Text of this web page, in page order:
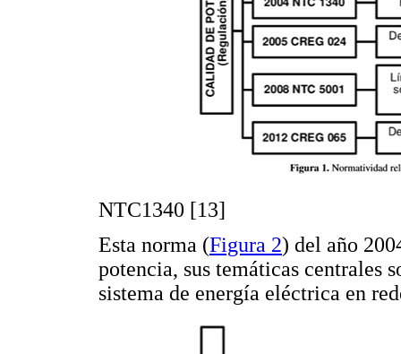
NTC1340 [13]
Esta norma (Figura 2) del año
potencia, sus temáticas centrales
sistema de energía eléctrica en